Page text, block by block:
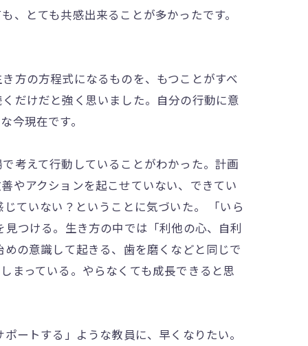
とても共感出来ることが多かったです。
方の方程式になるものを、もつことがすべ
だけだと強く思いました。自分の行動に意
今現在です。
考えて行動していることがわかった。計画
やアクションを起こせていない、できてい
ていない？ということに気づいた。 「いら
つける。生き方の中では「利他の心、自利
の意識して起きる、歯を磨くなどと同じで
まっている。やらなくても成長できると思
ートする」ような教員に、早くなりたい。